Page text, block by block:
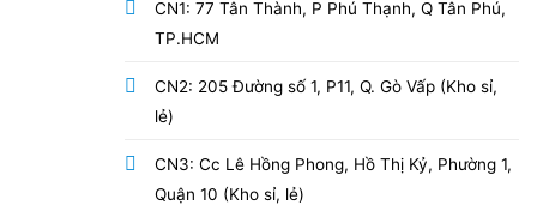
CN1: 77 Tân Thành, P Phú Thạnh, Q Tân Phú,
TP.HCM
CN2: 205 Đường số 1, P11, Q. Gò Vấp (Kho sỉ,
lẻ)
CN3: Cc Lê Hồng Phong, Hồ Thị Kỷ, Phường 1,
Quận 10 (Kho sỉ, lẻ)